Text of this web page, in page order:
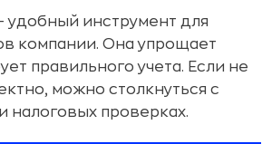
удобный инструмент для
компании. Она упрощает
правильного учета. Если не
можно столкнуться с
налоговых проверках.